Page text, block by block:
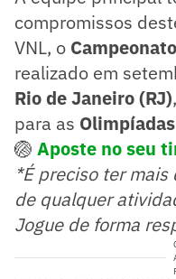
compromissos
VNL, o
realizado em
Rio de Janeiro (RJ)
para as
🏐 Aposte no seu
*É preciso ter
de qualquer
Jogue de forma